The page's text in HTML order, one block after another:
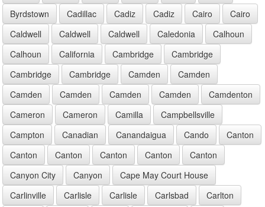
Byrdstown
Cadillac Cadiz Cadiz Cairo
Cairo
Caldwell
Caldwell Caldwell Caledonia
Calhoun
Calhoun
California Cambridge
Cambridge
Cambridge
Cambridge Camden
Camden
Camden
Camden Camden Camden
Camdenton
Cameron
Cameron Camilla
Campbellsville
Campton
Canadian Canandaigua Cando
Canton
Canton
Canton Canton Canton
Canton
Canyon City
Canyon
Cape May Court House
Carlinville
Carlisle Carlisle Carlsbad Carlton